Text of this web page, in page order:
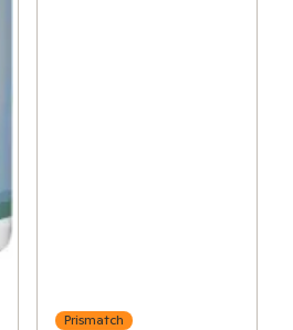
Prismatch